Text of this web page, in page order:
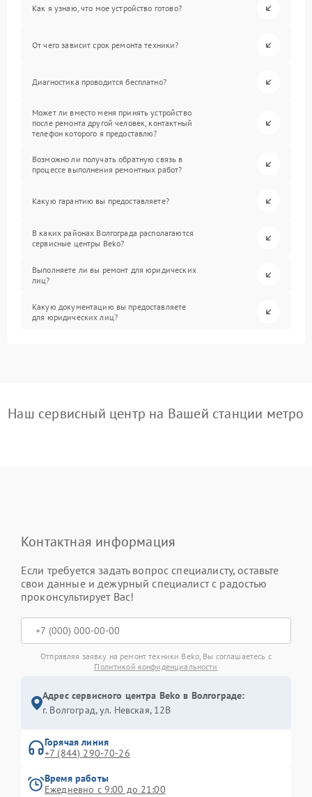
Как я узнаю, что мое устройство готово?
От чего зависит срок ремонта техники?
Диагностика проводится бесплатно?
Может ли вместо меня принять устройство
после ремонта другой человек, контактный
телефон которого я предоставлю?
Возможно ли получать обратную связь в
процессе выполнения ремонтных работ?
Какую гарантию вы предоставляете?
В каких районах Волгограда располагаются
сервисные центры Beko?
Выполняете ли вы ремонт для юридических
лиц?
Какую документацию вы предоставляете
для юридических лиц?
Наш сервисный центр на Вашей станции метро
Контактная информация
Если требуется задать вопрос специалисту, оставьте
свои данные и дежурный специалист с радостью
проконсультирует Вас!
Отправляя заявку на ремонт техники Beko, Вы соглашаетесь с
Политикой конфиденциальности
Адрес сервисного центра Beko в Волгограде:
г. Волгоград, ул. Невская, 12В
Горячая линия
+7 (844) 290-70-26
Время работы
Ежедневно с 9:00 до 21:00